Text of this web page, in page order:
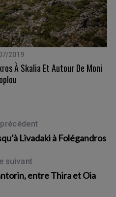
2019
À Skalia Et Autour De Moni
Livadaki à Folégandros
suivant
entre Thira et Oia